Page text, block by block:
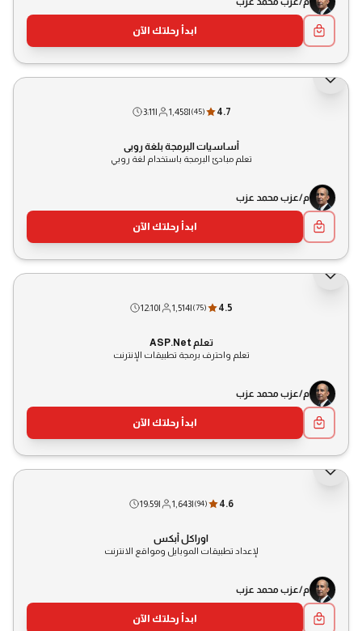
ابدأ رحلتك الآن
4.7
(45)
|
1,458
|
3:11
أساسيات البرمجة بلغة روبي
تعلم مبادئ البرمجة باستخدام لغة روبي
م/عزب محمد عزب
ابدأ رحلتك الآن
4.5
(75)
|
1,514
|
12:10
تعلم ASP.Net
تعلم واحترف برمجة تطبيقات الإنترنت
م/عزب محمد عزب
ابدأ رحلتك الآن
4.6
(94)
|
1,643
|
19:59
اوراكل أبكس
لإعداد تطبيقات الموبايل ومواقع الانترنت
م/عزب محمد عزب
ابدأ رحلتك الآن